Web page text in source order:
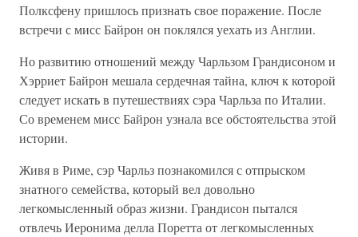
Полксфену пришлось признать свое поражение. После
встречи с мисс Байрон он поклялся уехать из Англии.
Но развитию отношений между Чарльзом Грандисоном и
Хэрриет Байрон мешала сердечная тайна, ключ к которой
следует искать в путешествиях сэра Чарльза по Италии.
Со временем мисс Байрон узнала все обстоятельства этой
истории.
Живя в Риме, сэр Чарльз познакомился с отпрыском
знатного семейства, который вел довольно
легкомысленный образ жизни. Грандисон пытался
отвлечь Иеронима делла Поретта от легкомысленных